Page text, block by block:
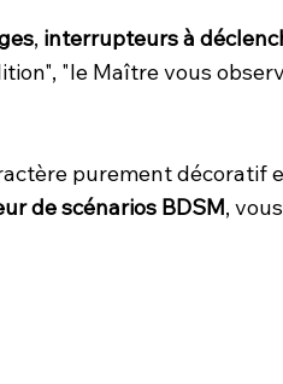
, interrupteurs à
"le Maître vous
purement décoratif
de scénarios BDSM,